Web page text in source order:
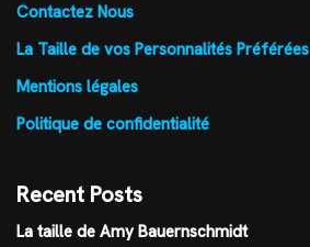
Contactez Nous
La Taille de vos Personnalités Préférées
Mentions légales
Politique de confidentialité
Recent Posts
La taille de Amy Bauernschmidt